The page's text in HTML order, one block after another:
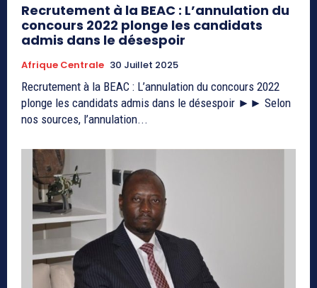
Recrutement à la BEAC : L’annulation du
concours 2022 plonge les candidats
admis dans le désespoir
Afrique Centrale 30 Juillet 2025
Recrutement à la BEAC : L’annulation du concours 2022
plonge les candidats admis dans le désespoir ►► Selon
nos sources, l’annulation...